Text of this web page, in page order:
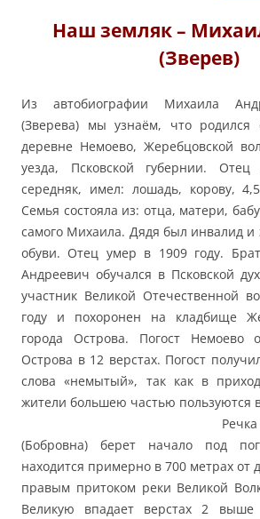
Наш земляк –
(Зверев)
Из автобиографии Михаила
(Зверева) мы узнаём, что
деревне Немоево, Жеребцовской
уезда, Псковской губернии.
середняк, имел: лошадь, корову,
Семья состояла из: отца, матери,
самого Михаила. Дядя был инвалид
обуви. Отец умер в 1909 году.
Андреевич обучался в Псковской
участник Великой Отечественной
году и похоронен на кладбище
города Острова. Погост Немоево
Острова в 12 верстах. Погост
слова «немытый», так как в
жители большею частью пользуются
(Бобровна) берет начало под
находится примерно в 700 метрах от
правым притоком реки Великой
Великую впадает верстах 2